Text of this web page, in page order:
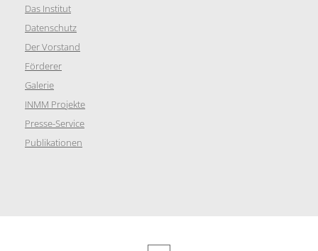
Das Institut
Datenschutz
Der Vorstand
Förderer
Galerie
INMM Projekte
Presse-Service
Publikationen